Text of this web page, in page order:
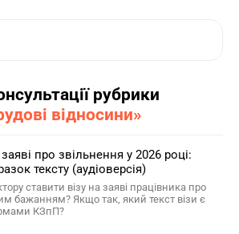
рубрики
відносини»
про звільнення у 2026 році:
тексту (аудіоверсія)
ставити візу на заяві працівника про
бажанням? Якщо так, який текст візи є
КЗпП?